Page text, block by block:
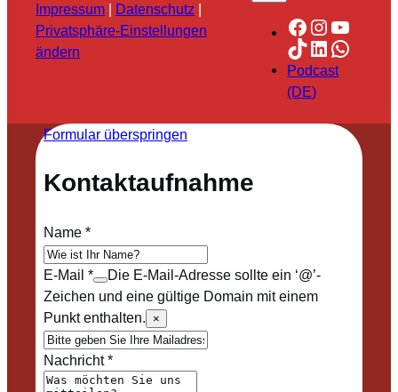
Impressum | Datenschutz |
Privatsphäre-Einstellungen
ändern
Facebook
TikTok
LinkedIn
Podcast
(DE)
Formular überspringen
Kontaktaufnahme
Name*
E-Mail *
Die E-Mail-Adresse sollte ein ‘@’-
Zeichen und eine gültige Domain mit einem
Punkt enthalten.
×
Nachricht*